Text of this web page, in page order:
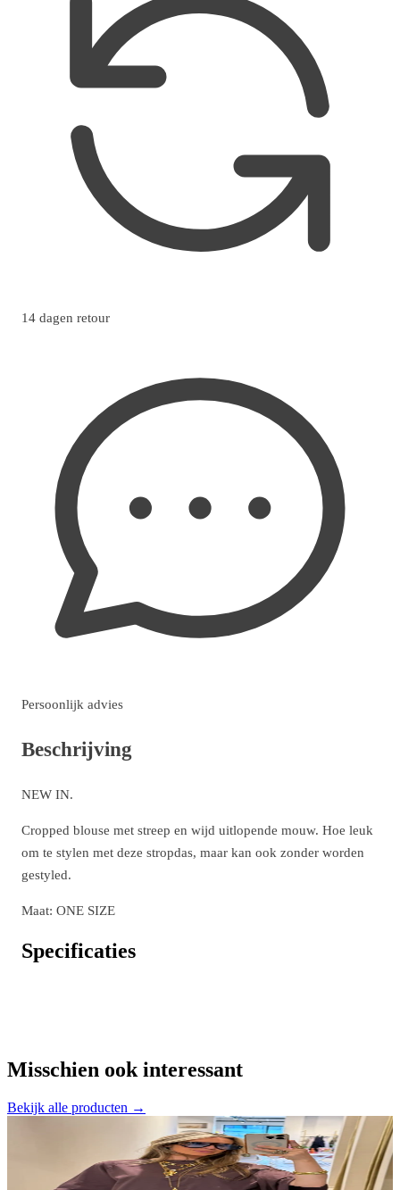
14 dagen retour
Persoonlijk advies
Beschrijving
NEW IN.
Cropped blouse met streep en wijd uitlopende mouw. Hoe leuk
om te stylen met deze stropdas, maar kan ook zonder worden
gestyled.
Maat: ONE SIZE
Specificaties
Misschien ook interessant
Bekijk alle producten →